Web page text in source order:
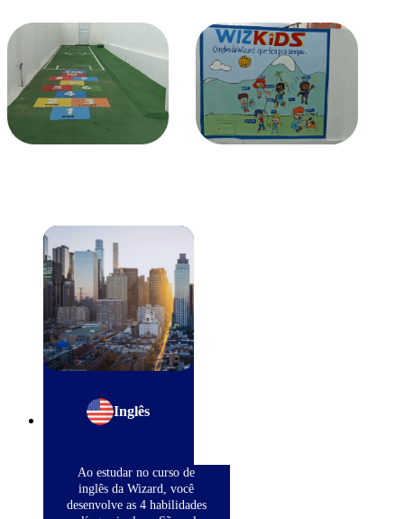
Inglês
Ao estudar no curso de
inglês da Wizard, você
desenvolve as 4 habilidades